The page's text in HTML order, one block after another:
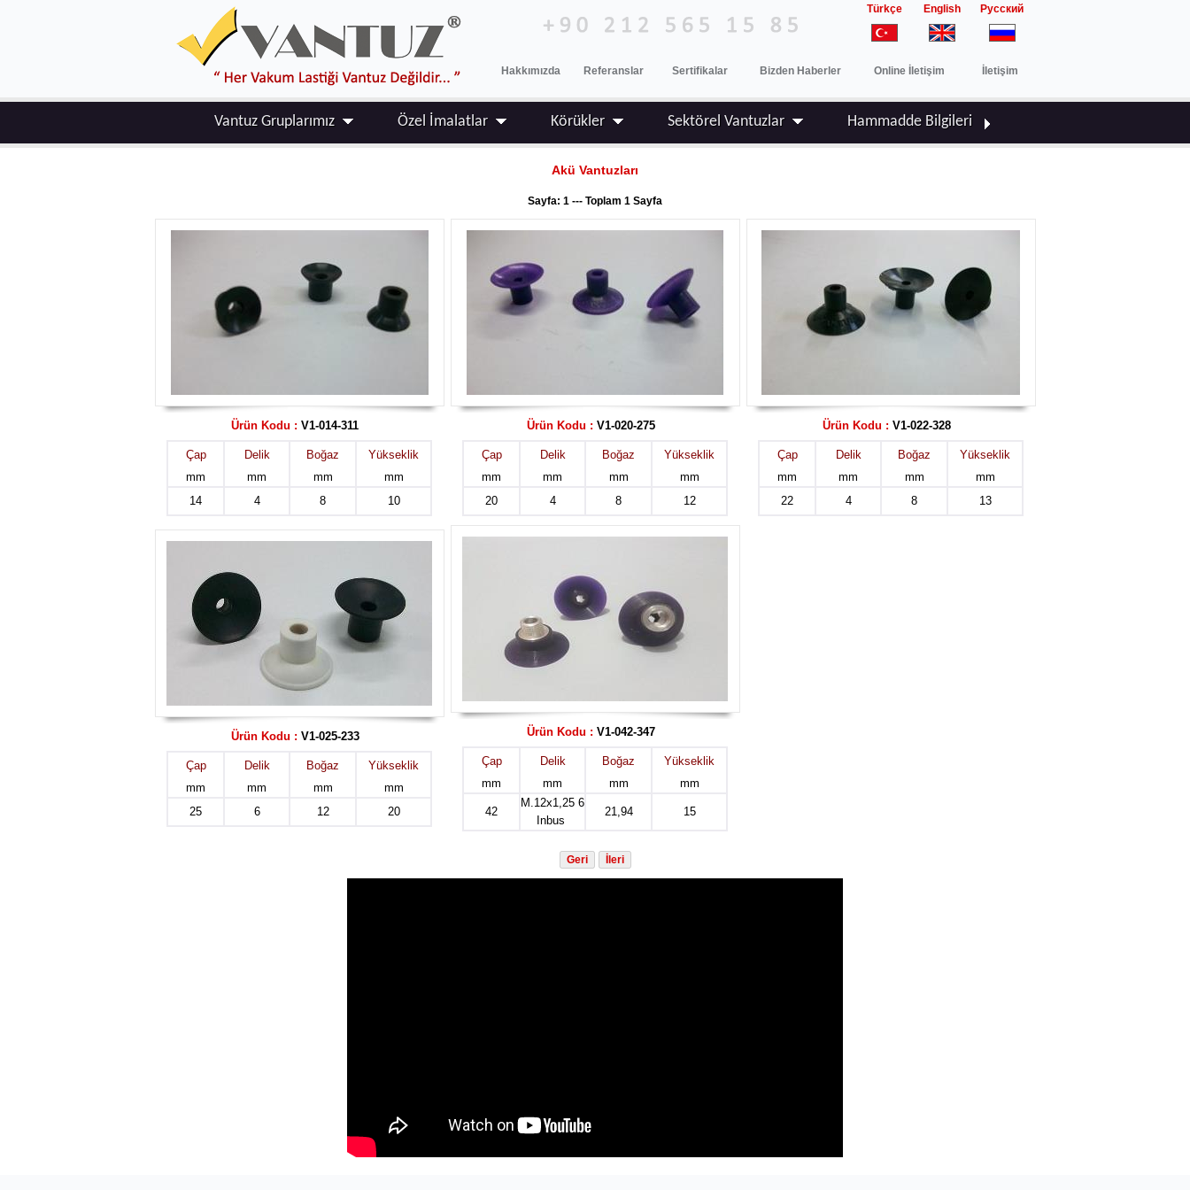
Türkçe English Русский
Hakkımızda Referanslar Sertifikalar Bizden Haberler Online İletişim İletişim
Vantuz Gruplarımız Özel İmalatlar Körükler Sektörel Vantuzlar Hammadde Bilgileri
Akü Vantuzları
Sayfa: 1 --- Toplam 1 Sayfa
Ürün Kodu : V1-014-311
Çap
mm
Delik
mm
Boğaz
mm
Yükseklik
mm
14
4 8 10
Ürün Kodu : V1-020-275
Çap
mm
Delik
mm
Boğaz
mm
Yükseklik
mm
20
4 8 12
Ürün Kodu : V1-022-328
Çap
mm
Delik
mm
Boğaz
mm
Yükseklik
mm
22
4 8 13
Ürün Kodu : V1-025-233
Çap
mm
Delik
mm
Boğaz
mm
Yükseklik
mm
25
6 12 20
Ürün Kodu : V1-042-347
Çap
mm
Delik
mm
Boğaz
mm
Yükseklik
mm
42
M.12x1,25 6
Inbus
21,94 15